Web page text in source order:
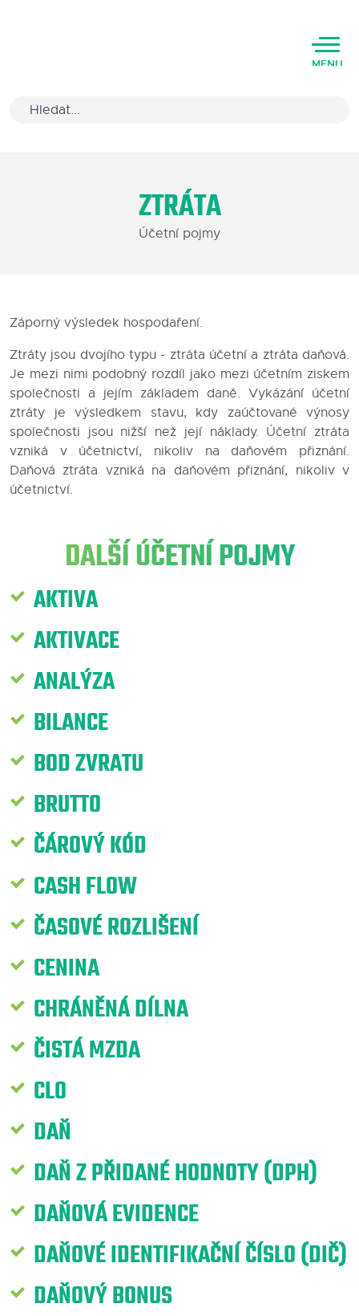
MENU
Varianty software
Kariéra
Partneři
Blog
Kontakty
ZTRÁTA
Účetní pojmy
Záporný výsledek hospodaření.
Ztráty jsou dvojího typu - ztráta účetní a ztráta daňová.
Je mezi nimi podobný rozdíl jako mezi účetním ziskem
společnosti a jejím základem daně. Vykázání účetní
ztráty je výsledkem stavu, kdy zaúčtované výnosy
společnosti jsou nižší než její náklady. Účetní ztráta
vzniká v účetnictví, nikoliv na daňovém přiznání.
Daňová ztráta vzniká na daňovém přiznání, nikoliv v
účetnictví.
DALŠÍ ÚČETNÍ POJMY
AKTIVA
AKTIVACE
ANALÝZA
BILANCE
BOD ZVRATU
BRUTTO
ČÁROVÝ KÓD
CASH FLOW
ČASOVÉ ROZLIŠENÍ
CENINA
CHRÁNĚNÁ DÍLNA
ČISTÁ MZDA
CLO
DAŇ
DAŇ Z PŘIDANÉ HODNOTY (DPH)
DAŇOVÁ EVIDENCE
DAŇOVÉ IDENTIFIKAČNÍ ČÍSLO (DIČ)
DAŇOVÝ BONUS